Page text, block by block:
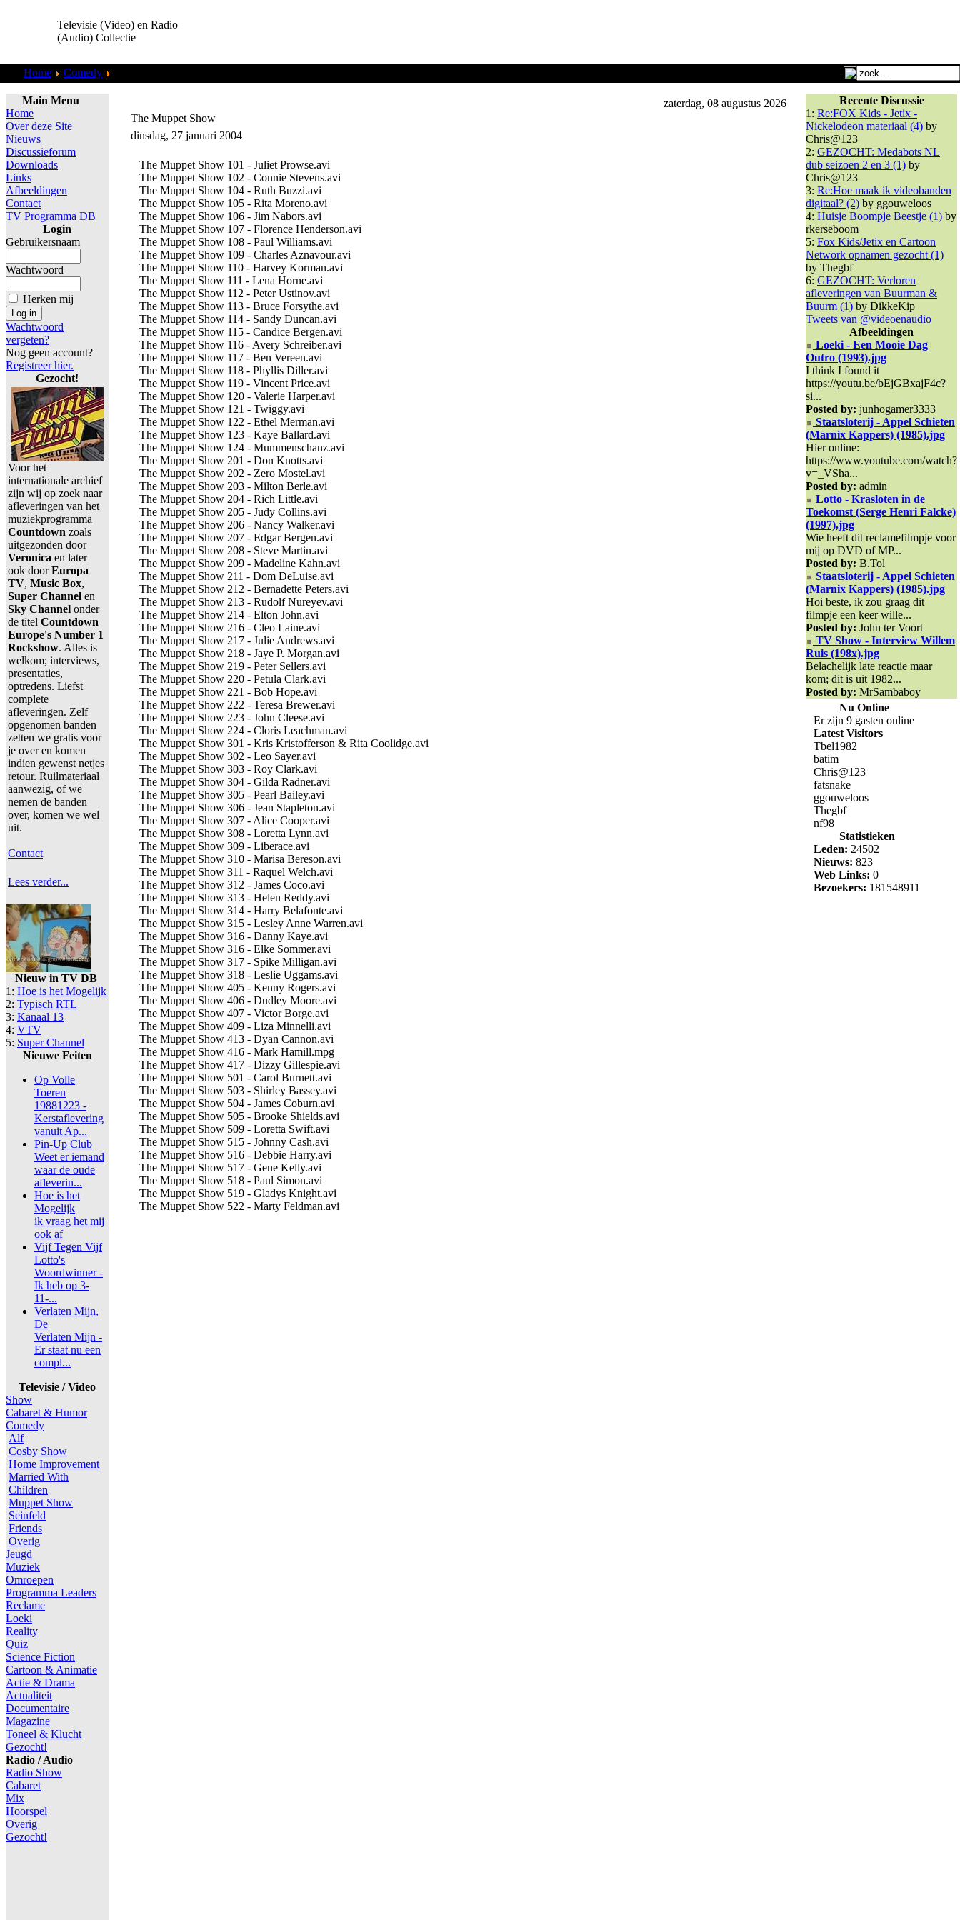
Televisie (Video) en Radio
(Audio) Collectie
Home Comedy
Main Menu
Home
Over deze Site
Nieuws
Discussieforum
Downloads
Links
Afbeeldingen
Contact
TV Programma DB
Login
Gebruikersnaam
Wachtwoord
Herken mij
Wachtwoord
vergeten?
Nog geen account?
Registreer hier.
Gezocht!
Voor het
internationale archief
zijn wij op zoek naar
afleveringen van het
muziekprogramma
Countdown zoals
uitgezonden door
Veronica en later
ook doorEuropa
TV, Music Box,
Super Channel en
Sky Channel onder
de titel Countdown
Europe's Number 1
Rockshow. Alles is
welkom; interviews,
presentaties,
optredens. Liefst
complete
afleveringen. Zelf
opgenomen banden
zetten we gratis voor
je over en komen
indien gewenst netjes
retour. Ruilmateriaal
aanwezig, of we
nemen de banden
over, komen we wel
uit.
Contact
Lees verder...
Nieuw in TV DB
1: Hoe is het Mogelijk
2: Typisch RTL
3: Kanaal 13
4: VTV
5: Super Channel
Nieuwe Feiten
Op Volle
Toeren
19881223 -
Kerstaflevering
vanuit Ap...
Pin-Up Club
Weet er iemand
waar de oude
afleverin...
Hoe is het
Mogelijk
ik vraag het mij
ook af
Vijf Tegen Vijf
Lotto's
Woordwinner -
Ik heb op 3-
11-...
Verlaten Mijn,
De
Verlaten Mijn -
Er staat nu een
compl...
Televisie / Video
Show
Cabaret & Humor
Comedy
Alf
Cosby Show
Home Improvement
Married With
Children
Muppet Show
Seinfeld
Friends
Overig
Jeugd
Muziek
Omroepen
Programma Leaders
Reclame
Loeki
Reality
Quiz
Science Fiction
Cartoon & Animatie
Actie & Drama
Actualiteit
Documentaire
Magazine
Toneel & Klucht
Gezocht!
Radio / Audio
Radio Show
Cabaret
Mix
Hoorspel
Overig
Gezocht!
zaterdag, 08 augustus 2026
The Muppet Show
dinsdag, 27 januari 2004
The Muppet Show 101 - Juliet Prowse.avi
The Muppet Show 102 - Connie Stevens.avi
The Muppet Show 104 - Ruth Buzzi.avi
The Muppet Show 105 - Rita Moreno.avi
The Muppet Show 106 - Jim Nabors.avi
The Muppet Show 107 - Florence Henderson.avi
The Muppet Show 108 - Paul Williams.avi
The Muppet Show 109 - Charles Aznavour.avi
The Muppet Show 110 - Harvey Korman.avi
The Muppet Show 111 - Lena Horne.avi
The Muppet Show 112 - Peter Ustinov.avi
The Muppet Show 113 - Bruce Forsythe.avi
The Muppet Show 114 - Sandy Duncan.avi
The Muppet Show 115 - Candice Bergen.avi
The Muppet Show 116 - Avery Schreiber.avi
The Muppet Show 117 - Ben Vereen.avi
The Muppet Show 118 - Phyllis Diller.avi
The Muppet Show 119 - Vincent Price.avi
The Muppet Show 120 - Valerie Harper.avi
The Muppet Show 121 - Twiggy.avi
The Muppet Show 122 - Ethel Merman.avi
The Muppet Show 123 - Kaye Ballard.avi
The Muppet Show 124 - Mummenschanz.avi
The Muppet Show 201 - Don Knotts.avi
The Muppet Show 202 - Zero Mostel.avi
The Muppet Show 203 - Milton Berle.avi
The Muppet Show 204 - Rich Little.avi
The Muppet Show 205 - Judy Collins.avi
The Muppet Show 206 - Nancy Walker.avi
The Muppet Show 207 - Edgar Bergen.avi
The Muppet Show 208 - Steve Martin.avi
The Muppet Show 209 - Madeline Kahn.avi
The Muppet Show 211 - Dom DeLuise.avi
The Muppet Show 212 - Bernadette Peters.avi
The Muppet Show 213 - Rudolf Nureyev.avi
The Muppet Show 214 - Elton John.avi
The Muppet Show 216 - Cleo Laine.avi
The Muppet Show 217 - Julie Andrews.avi
The Muppet Show 218 - Jaye P. Morgan.avi
The Muppet Show 219 - Peter Sellers.avi
The Muppet Show 220 - Petula Clark.avi
The Muppet Show 221 - Bob Hope.avi
The Muppet Show 222 - Teresa Brewer.avi
The Muppet Show 223 - John Cleese.avi
The Muppet Show 224 - Cloris Leachman.avi
The Muppet Show 301 - Kris Kristofferson & Rita Coolidge.avi
The Muppet Show 302 - Leo Sayer.avi
The Muppet Show 303 - Roy Clark.avi
The Muppet Show 304 - Gilda Radner.avi
The Muppet Show 305 - Pearl Bailey.avi
The Muppet Show 306 - Jean Stapleton.avi
The Muppet Show 307 - Alice Cooper.avi
The Muppet Show 308 - Loretta Lynn.avi
The Muppet Show 309 - Liberace.avi
The Muppet Show 310 - Marisa Bereson.avi
The Muppet Show 311 - Raquel Welch.avi
The Muppet Show 312 - James Coco.avi
The Muppet Show 313 - Helen Reddy.avi
The Muppet Show 314 - Harry Belafonte.avi
The Muppet Show 315 - Lesley Anne Warren.avi
The Muppet Show 316 - Danny Kaye.avi
The Muppet Show 316 - Elke Sommer.avi
The Muppet Show 317 - Spike Milligan.avi
The Muppet Show 318 - Leslie Uggams.avi
The Muppet Show 405 - Kenny Rogers.avi
The Muppet Show 406 - Dudley Moore.avi
The Muppet Show 407 - Victor Borge.avi
The Muppet Show 409 - Liza Minnelli.avi
The Muppet Show 413 - Dyan Cannon.avi
The Muppet Show 416 - Mark Hamill.mpg
The Muppet Show 417 - Dizzy Gillespie.avi
The Muppet Show 501 - Carol Burnett.avi
The Muppet Show 503 - Shirley Bassey.avi
The Muppet Show 504 - James Coburn.avi
The Muppet Show 505 - Brooke Shields.avi
The Muppet Show 509 - Loretta Swift.avi
The Muppet Show 515 - Johnny Cash.avi
The Muppet Show 516 - Debbie Harry.avi
The Muppet Show 517 - Gene Kelly.avi
The Muppet Show 518 - Paul Simon.avi
The Muppet Show 519 - Gladys Knight.avi
The Muppet Show 522 - Marty Feldman.avi
Recente Discussie
1: Re:FOX Kids - Jetix -
Nickelodeon materiaal (4) by
Chris@123
2: GEZOCHT: Medabots NL
dub seizoen 2 en 3 (1) by
Chris@123
3: Re:Hoe maak ik videobanden
digitaal? (2) by ggouweloos
4: Huisje Boompje Beestje (1) by
rkerseboom
5: Fox Kids/Jetix en Cartoon
Network opnamen gezocht (1)
by Thegbf
6: GEZOCHT: Verloren
afleveringen van Buurman &
Buurm (1) by DikkeKip
Tweets van @videoenaudio
Afbeeldingen
Loeki - Een Mooie Dag
Outro (1993).jpg
I think I found it
https://youtu.be/bEjGBxajF4c?
si...
Posted by: junhogamer3333
Staatsloterij - Appel Schieten
(Marnix Kappers) (1985).jpg
Hier online:
https://www.youtube.com/watch?
v=_VSha...
Posted by: admin
Lotto - Krasloten in de
Toekomst (Serge Henri Falcke)
(1997).jpg
Wie heeft dit reclamefilmpje voor
mij op DVD of MP...
Posted by: B.Tol
Staatsloterij - Appel Schieten
(Marnix Kappers) (1985).jpg
Hoi beste, ik zou graag dit
filmpje een keer wille...
Posted by: John ter Voort
TV Show - Interview Willem
Ruis (198x).jpg
Belachelijk late reactie maar
kom; dit is uit 1982...
Posted by: MrSambaboy
Nu Online
Er zijn 9 gasten online
Latest Visitors
Tbel1982
batim
Chris@123
fatsnake
ggouweloos
Thegbf
nf98
Statistieken
Leden: 24502
Nieuws: 823
Web Links: 0
Bezoekers: 181548911